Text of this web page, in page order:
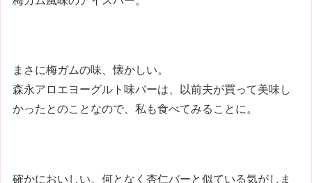
まさに梅ガムの味、懐かしい。
森永アロエヨーグルト味バーは、以前夫が買って美味し
かったとのことなので、私も食べてみることに。
確かにおいしい。何となく杏仁バーと似ている気がしま